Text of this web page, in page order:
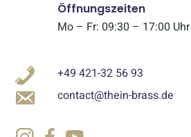
Öffnungszeiten
Mo – Fr: 09:30 – 17:00 Uhr
+49 421-32 56 93
contact@thein-brass.de